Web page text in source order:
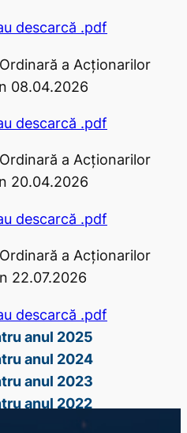
descarcă .pdf
a Acţionarilor
08.04.2026
descarcă .pdf
a Acţionarilor
20.04.2026
descarcă .pdf
a Acţionarilor
22.07.2026
descarcă .pdf
anul 2025
anul 2024
anul 2023
anul 2022